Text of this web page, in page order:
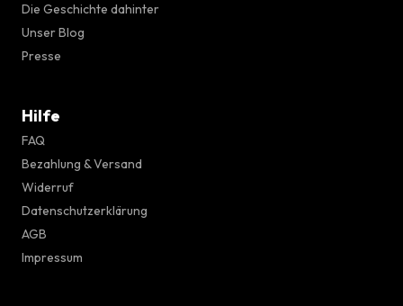
Die Geschichte dahinter
Unser Blog
Presse
Hilfe
FAQ
Bezahlung & Versand
Widerruf
Datenschutzerklärung
AGB
Impressum